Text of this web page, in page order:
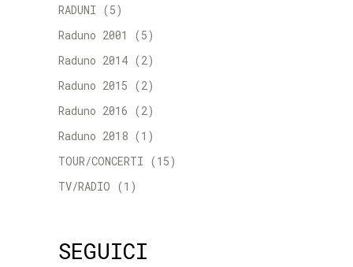
RADUNI (5)
Raduno 2001
(5)
Raduno 2014 (2)
Raduno 2015 (2)
Raduno 2016 (2)
Raduno 2018 (1)
TOUR/CONCERTI (15)
TV/RADIO (1)
SEGUICI